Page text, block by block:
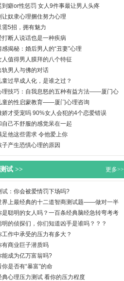
到癖or性惩罚 女人9件事最让男人头疼
让奴隶心理捆住努力心理
需5招，拥有魅力
打断人说话也是一种疾病
感揭秘：婚后男人的“丑妻”心理
人值得男人膜拜的八个特征
轨男人与佛的对话
童过早成人化，是谁之过？
理技巧：自我息怒的五种有益方法——厦门心
童的性启蒙教育——厦门心理咨询
娇才受宠吗 90%女人会犯的4个恋爱错误
自己不舒服的感觉呆在一起
足他这些需求 令他爱上你
子产生恐惧心理的原因
试 >> 更多>>
试：你会被爱情罚下场吗?
界上最经典的十二道智商测试题——做对一半
是聪明的女人吗？一百条经典脑经急转弯考考
明的侦探们，你们知道凶手是谁吗？？？
工作中承受的压力有多大？
有商业巨子潜质吗
能成为亿万富翁吗?
你是否有“暴富”的命
典心理压力测试 看你的压力程度